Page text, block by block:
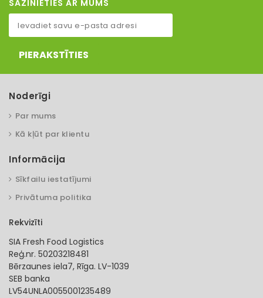
SAZINIETIES AR MUMS
PIERAKSTĪTIES
Noderīgi
Par mums
Kā kļūt par klientu
Informācija
Sīkfailu iestatījumi
Privātuma politika
Rekvizīti
SIA Fresh Food Logistics
Reģ.nr. 50203218481
Bērzaunes iela7, Rīga. LV-1039
SEB banka
LV54UNLA0055001235489